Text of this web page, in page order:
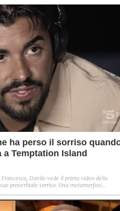
ha perso il sorriso
Temptation Island
Danilo vede il primo video della
proverbiale sorriso. Una metamorfosi